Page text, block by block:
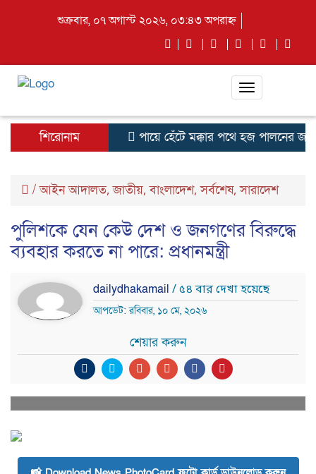
শুক্রবার, ০৭ অগাস্ট ২০২৬, ০৩:৪৩ অপরাহ্ন
Toggle
শিরোনাম
পায়ে হেঁটে মক্কার পথে হজ পালনের জন্য
/আইন আদালত,জাতীয়,বাংলাদেশ,সর্বশেষ,সারাদেশ
পুলিশকে যেন কেউ দেশ ও জনগণের বিরুদ্ধে
ব্যবহার করতে না পারে: প্রধানমন্ত্রী
dailydhakamail / ৫৪ বার দেখা হয়েছে
আপডেট: রবিবার, ১০ মে, ২০২৬
শেয়ার করুন